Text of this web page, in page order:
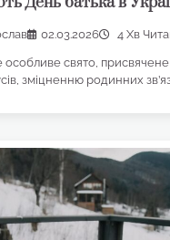
02.03.2026 4 Хв
свято, присвячене
зміцненню родинних